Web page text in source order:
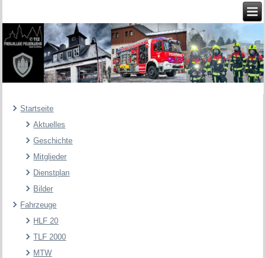
Startseite
Aktuelles
Geschichte
Mitglieder
Dienstplan
Bilder
Fahrzeuge
HLF 20
TLF 2000
MTW